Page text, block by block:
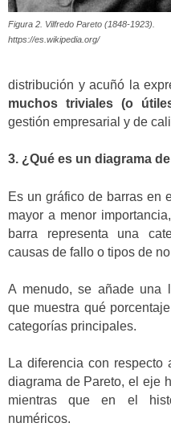
Figura 2. Vilfredo Pareto (1848-1923).
https://es.wikipedia.org/
distribución y acuñó la
muchos triviales (o
gestión empresarial y de
3. ¿Qué es un diagrama
Es un gráfico de barras en
mayor a menor
barra representa una
causas de fallo o tipos de
A menudo, se añade una
que muestra qué
categorías principales.
La diferencia con respecto
diagrama de Pareto, el eje
mientras que en el
numéricos.